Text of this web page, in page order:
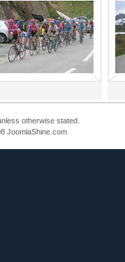
otherwise stated.
JoomlaShine.com